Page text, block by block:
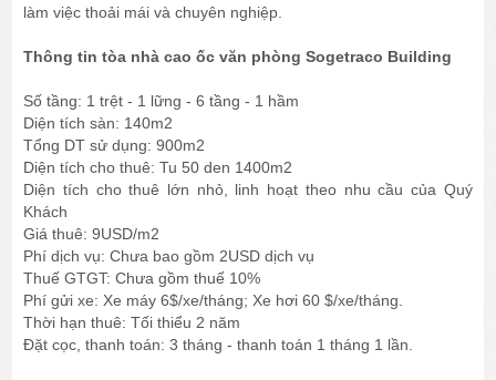
làm việc thoải mái và chuyên nghiệp.
Thông tin tòa nhà cao ốc văn phòng Sogetraco Building
Số tầng: 1 trệt - 1 lững - 6 tầng - 1 hầm
Diện tích sàn: 140m2
Tổng DT sử dụng: 900m2
Diện tích cho thuê: Tu 50 den 1400m2
Diện tích cho thuê lớn nhỏ, linh hoạt theo nhu cầu của Quý
Khách
Giá thuê: 9USD/m2
Phí dịch vụ: Chưa bao gồm 2USD dịch vụ
Thuế GTGT: Chưa gồm thuế 10%
Phí gửi xe: Xe máy 6$/xe/tháng; Xe hơi 60 $/xe/tháng.
Thời hạn thuê: Tối thiểu 2 năm
Đặt cọc, thanh toán: 3 tháng - thanh toán 1 tháng 1 lần.